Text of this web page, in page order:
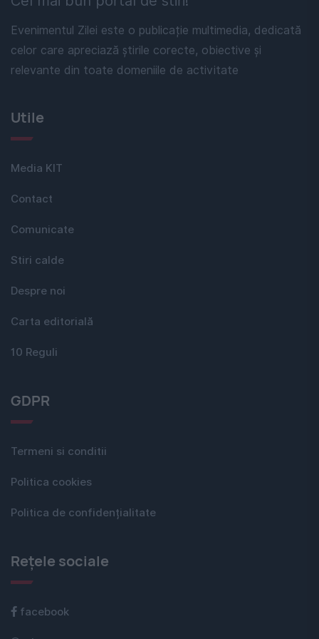
Evenimentul Zilei este o publicație multimedia, dedicată
celor care apreciază știrile corecte, obiective și
relevante din toate domeniile de activitate
Utile
Media KIT
Contact
Comunicate
Stiri calde
Despre noi
Carta editorială
10 Reguli
GDPR
Termeni si conditii
Politica cookies
Politica de confidențialitate
Rețele sociale
facebook